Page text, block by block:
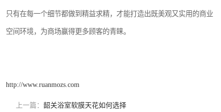
只有在每一个细节都做到精益求精，才能打造出既美观又实用的商业
空间环境，为商场赢得更多顾客的青睐。
http://www.ruanmozs.com
上一篇： 韶关浴室软膜天花如何选择